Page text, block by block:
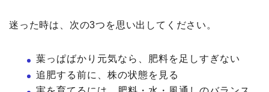
迷った時は、次の3つを思い出してください。
葉っぱばかり元気なら、肥料を足しすぎない
追肥する前に、株の状態を見る